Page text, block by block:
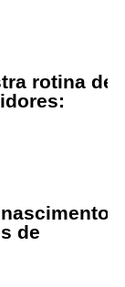
rotina de
de